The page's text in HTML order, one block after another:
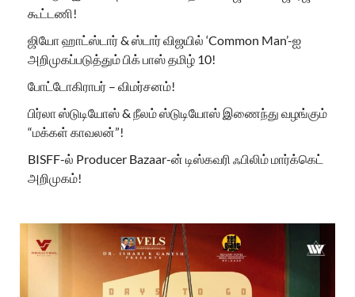
கூட்டணி!
ஜியோ ஹாட்ஸ்டார் & ஸ்டார் விஜயில் ‘Common Man’-ஐ
அறிமுகப்படுத்தும் பிக் பாஸ் தமிழ் 10!
போட்டோகிராபர் – விமர்சனம்!
பிர்லா ஸ்டுடியோஸ் & நீலம் ஸ்டுடியோஸ் இணைந்து வழங்கும்
“மக்கள் காவலன்”!
BISFF-ல் Producer Bazaar-ன் டிஸ்கவரி ஃபிலிம் மார்க்கெட்
அறிமுகம்!